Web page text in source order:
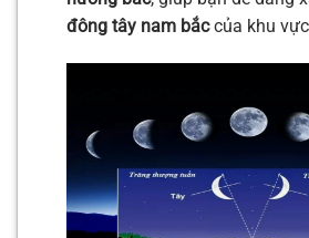
đông tây nam bắccủa khu